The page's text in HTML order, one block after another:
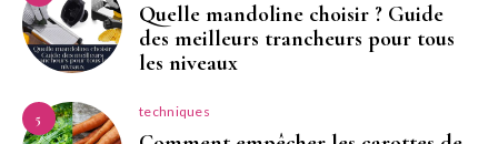
Quelle mandoline choisir ? Guide
des meilleurs trancheurs pour tous
les niveaux
5 techniques